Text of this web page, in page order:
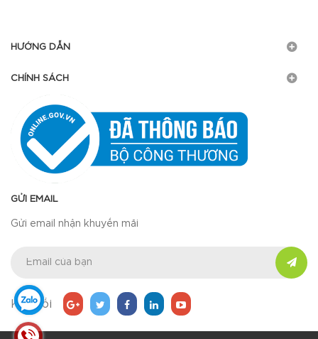
HƯỚNG DẪN
CHÍNH SÁCH
GỬI EMAIL
Gửi email nhận khuyến mãi
Kết nối